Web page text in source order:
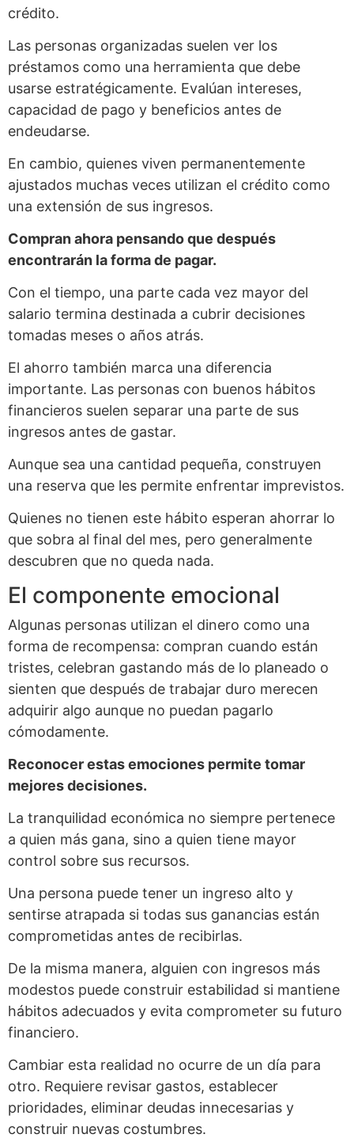
crédito.
Las personas organizadas suelen ver los
préstamos como una herramienta que debe
usarse estratégicamente. Evalúan intereses,
capacidad de pago y beneficios antes de
endeudarse.
En cambio, quienes viven permanentemente
ajustados muchas veces utilizan el crédito como
una extensión de sus ingresos.
Compran ahora pensando que después
encontrarán la forma de pagar.
Con el tiempo, una parte cada vez mayor del
salario termina destinada a cubrir decisiones
tomadas meses o años atrás.
El ahorro también marca una diferencia
importante. Las personas con buenos hábitos
financieros suelen separar una parte de sus
ingresos antes de gastar.
Aunque sea una cantidad pequeña, construyen
una reserva que les permite enfrentar imprevistos.
Quienes no tienen este hábito esperan ahorrar lo
que sobra al final del mes, pero generalmente
descubren que no queda nada.
El componente emocional
Algunas personas utilizan el dinero como una
forma de recompensa: compran cuando están
tristes, celebran gastando más de lo planeado o
sienten que después de trabajar duro merecen
adquirir algo aunque no puedan pagarlo
cómodamente.
Reconocer estas emociones permite tomar
mejores decisiones.
La tranquilidad económica no siempre pertenece
a quien más gana, sino a quien tiene mayor
control sobre sus recursos.
Una persona puede tener un ingreso alto y
sentirse atrapada si todas sus ganancias están
comprometidas antes de recibirlas.
De la misma manera, alguien con ingresos más
modestos puede construir estabilidad si mantiene
hábitos adecuados y evita comprometer su futuro
financiero.
Cambiar esta realidad no ocurre de un día para
otro. Requiere revisar gastos, establecer
prioridades, eliminar deudas innecesarias y
construir nuevas costumbres.